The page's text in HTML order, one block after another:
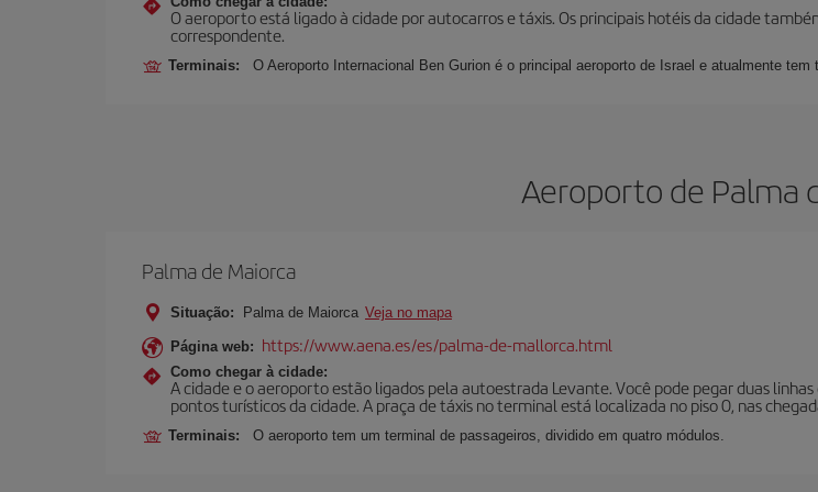
O aeroporto está ligado à cidade por autocarros e táxis. Os principais hotéis da cidade
correspondente.
Terminais: O Aeroporto Internacional Ben Gurion é o principal aeroporto de Israel e atualmente
Aeroporto de Palma
Palma de Maiorca
Situação: Palma de Maiorca Veja no mapa
Página web: https://www.aena.es/es/palma-de-mallorca.html
Como chegar à cidade:
A cidade e o aeroporto estão ligados pela autoestrada Levante. Você pode pegar duas
pontos turísticos da cidade. A praça de táxis no terminal está localizada no piso 0, nas
Terminais: O aeroporto tem um terminal de passageiros, dividido em quatro módulos.